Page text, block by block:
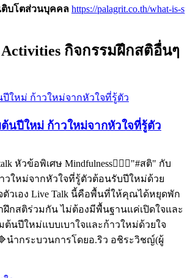
ติบโตส่วนบุคคล https://palagrit.co.th/what-is-
Activities กิจกรรมฝึกสติอื่นๆ
ต้นปีใหม่ ก้าวใหม่จากหัวใจที่รู้ตัว
หัวข้อพิเศษ Mindfulness🧘🏻‍♀️"#สติ" กับ
วใหม่จากหัวใจที่รู้ตัวต้อนรับปีใหม่ด้วย
วเอง Live Talk นี้คือพื้นที่ให้คุณได้หยุดพัก
ฝึกสติร่วมกัน ไม่ต้องมีพื้นฐานแค่เปิดใจและ
ต้นปีใหม่แบบเบาใจและก้าวใหม่ด้วยใจ
นำกระบวนการโดยอ.ริว อชิระวิชญ์(ผู้